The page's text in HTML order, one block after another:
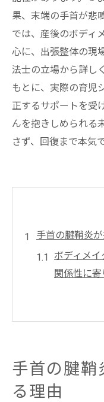
果、末端の手首が悲
では、産後のボディ
心に、出張整体の現
法士の立場から詳し
もとに、実際の育児
正するサポートを受
んを抱きしめられる
さず、回復まで本気
手首の腱鞘炎
ボディメ
関係性に寄
理学療法
産後ケア視
を解説しま
手首の腱鞘
る理由